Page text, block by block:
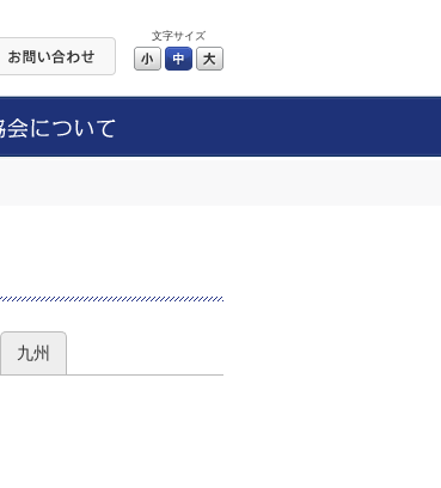
文字サイズ
小 中
九州